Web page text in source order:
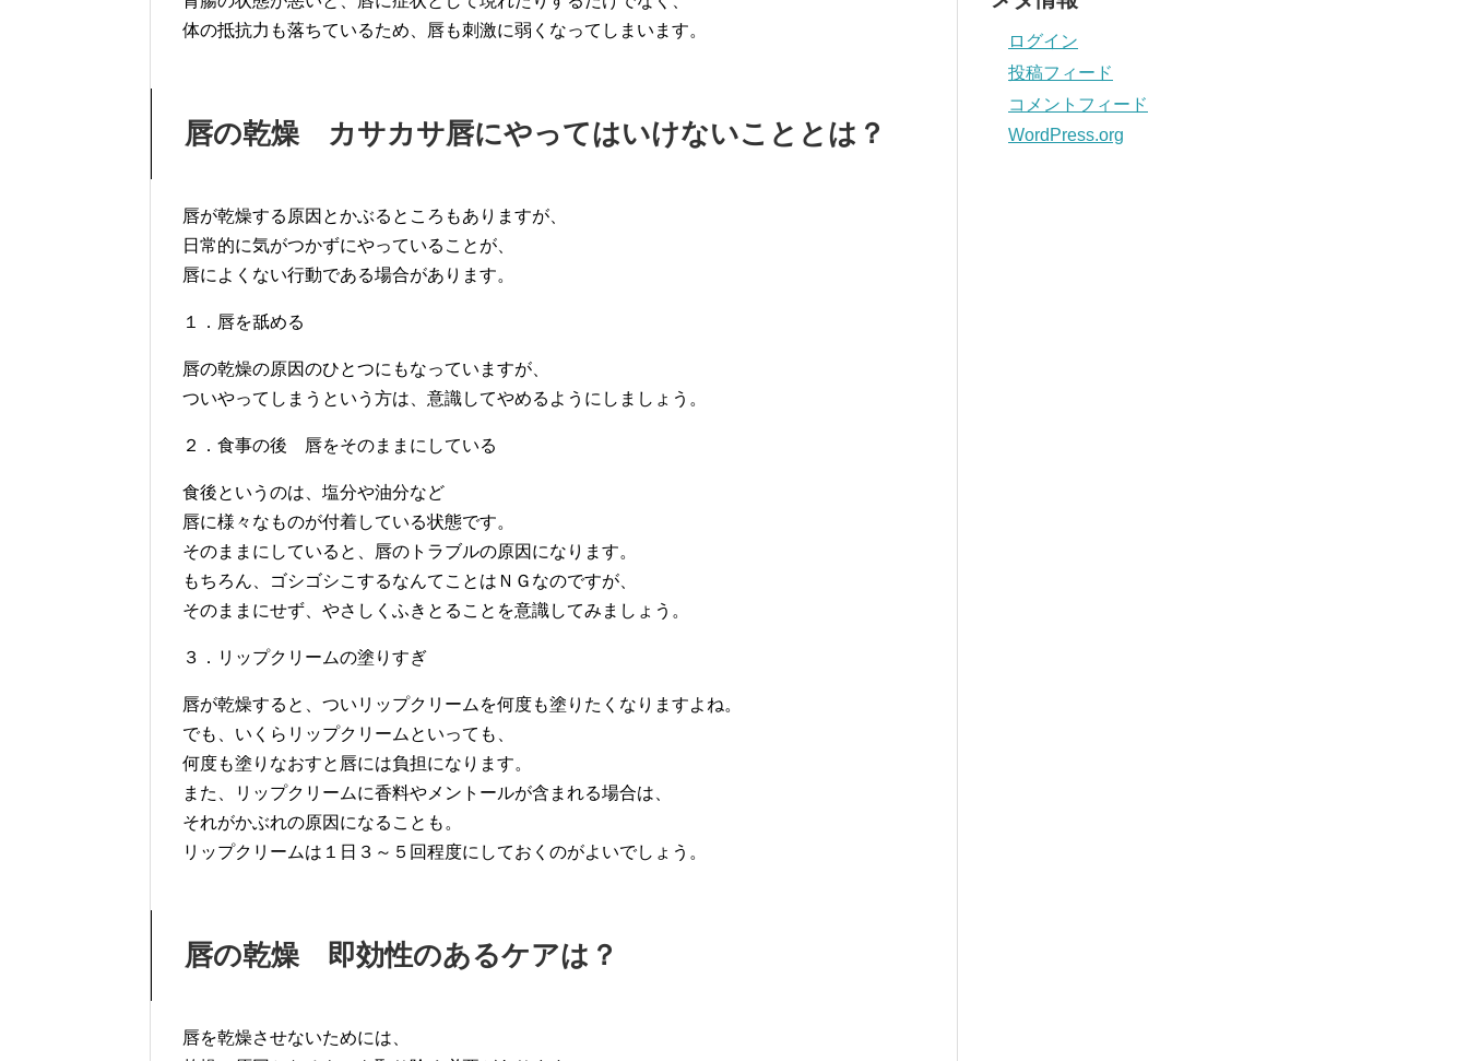
体の抵抗力も落ちているため、唇も刺激に弱くなってしまいます。
唇の乾燥 カサカサ唇にやってはいけないこととは？
唇が乾燥する原因とかぶるところもありますが、
日常的に気がつかずにやっていることが、
唇によくない行動である場合があります。
１．唇を舐める
唇の乾燥の原因のひとつにもなっていますが、
ついやってしまうという方は、意識してやめるようにしましょう。
２．食事の後 唇をそのままにしている
食後というのは、塩分や油分など
唇に様々なものが付着している状態です。
そのままにしていると、唇のトラブルの原因になります。
もちろん、ゴシゴシこするなんてことはＮＧなのですが、
そのままにせず、やさしくふきとることを意識してみましょう。
３．リップクリームの塗りすぎ
唇が乾燥すると、ついリップクリームを何度も塗りたくなりますよね。
でも、いくらリップクリームといっても、
何度も塗りなおすと唇には負担になります。
また、リップクリームに香料やメントールが含まれる場合は、
それがかぶれの原因になることも。
リップクリームは１日３～５回程度にしておくのがよいでしょう。
唇の乾燥 即効性のあるケアは？
唇を乾燥させないためには、
ログイン
投稿フィード
コメントフィード
WordPress.org